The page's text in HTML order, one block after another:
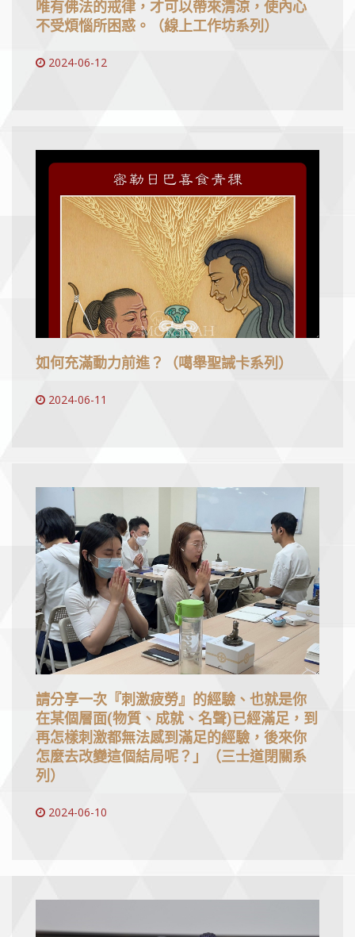
唯有佛法的戒律，才可以帶來清涼，使內心
不受煩惱所困惑。（線上工作坊系列）
2024-06-12
如何充滿動力前進？（噶舉聖誡卡系列）
2024-06-11
請分享一次『刺激疲勞』的經驗、也就是你
在某個層面(物質、成就、名聲)已經滿足，到
再怎樣刺激都無法感到滿足的經驗，後來你
怎麼去改變這個結局呢？」（三士道閉關系
列）
2024-06-10